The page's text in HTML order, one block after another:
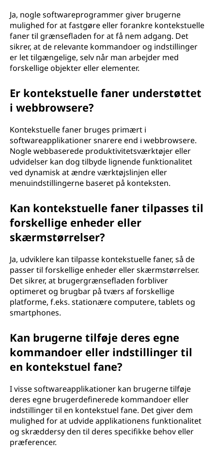
Ja, nogle softwareprogrammer giver brugerne
mulighed for at fastgøre eller forankre kontekstuelle
faner til grænsefladen for at få nem adgang. Det
sikrer, at de relevante kommandoer og indstillinger
er let tilgængelige, selv når man arbejder med
forskellige objekter eller elementer.
Er kontekstuelle faner understøttet
i webbrowsere?
Kontekstuelle faner bruges primært i
softwareapplikationer snarere end i webbrowsere.
Nogle webbaserede produktivitetsværktøjer eller
udvidelser kan dog tilbyde lignende funktionalitet
ved dynamisk at ændre værktøjslinjen eller
menuindstillingerne baseret på konteksten.
Kan kontekstuelle faner tilpasses til
forskellige enheder eller
skærmstørrelser?
Ja, udviklere kan tilpasse kontekstuelle faner, så de
passer til forskellige enheder eller skærmstørrelser.
Det sikrer, at brugergrænsefladen forbliver
optimeret og brugbar på tværs af forskellige
platforme, f.eks. stationære computere, tablets og
smartphones.
Kan brugerne tilføje deres egne
kommandoer eller indstillinger til
en kontekstuel fane?
I visse softwareapplikationer kan brugerne tilføje
deres egne brugerdefinerede kommandoer eller
indstillinger til en kontekstuel fane. Det giver dem
mulighed for at udvide applikationens funktionalitet
og skræddersy den til deres specifikke behov eller
præferencer.